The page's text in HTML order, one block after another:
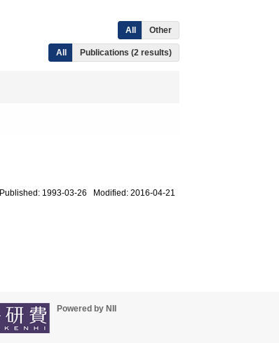
All Other
All Publications (2 results)
Published: 1993-03-26 Modified: 2016-04-21
Powered by NII